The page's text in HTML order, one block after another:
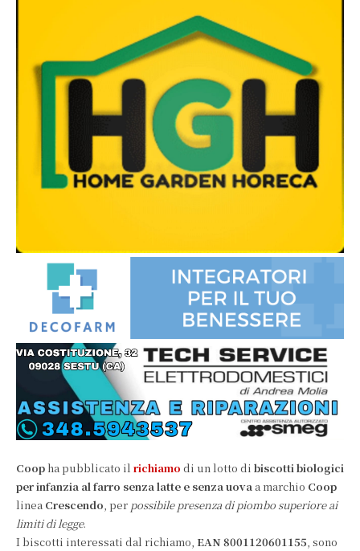
Coop ha pubblicato il richiamo di un lotto di biscotti biologici
per infanzia al farro senza latte e senza uova a marchio Coop
linea Crescendo, per possibile presenza di piombo superiore ai
limiti di legge.
I biscotti interessati dal richiamo, EAN 8001120601155, sono